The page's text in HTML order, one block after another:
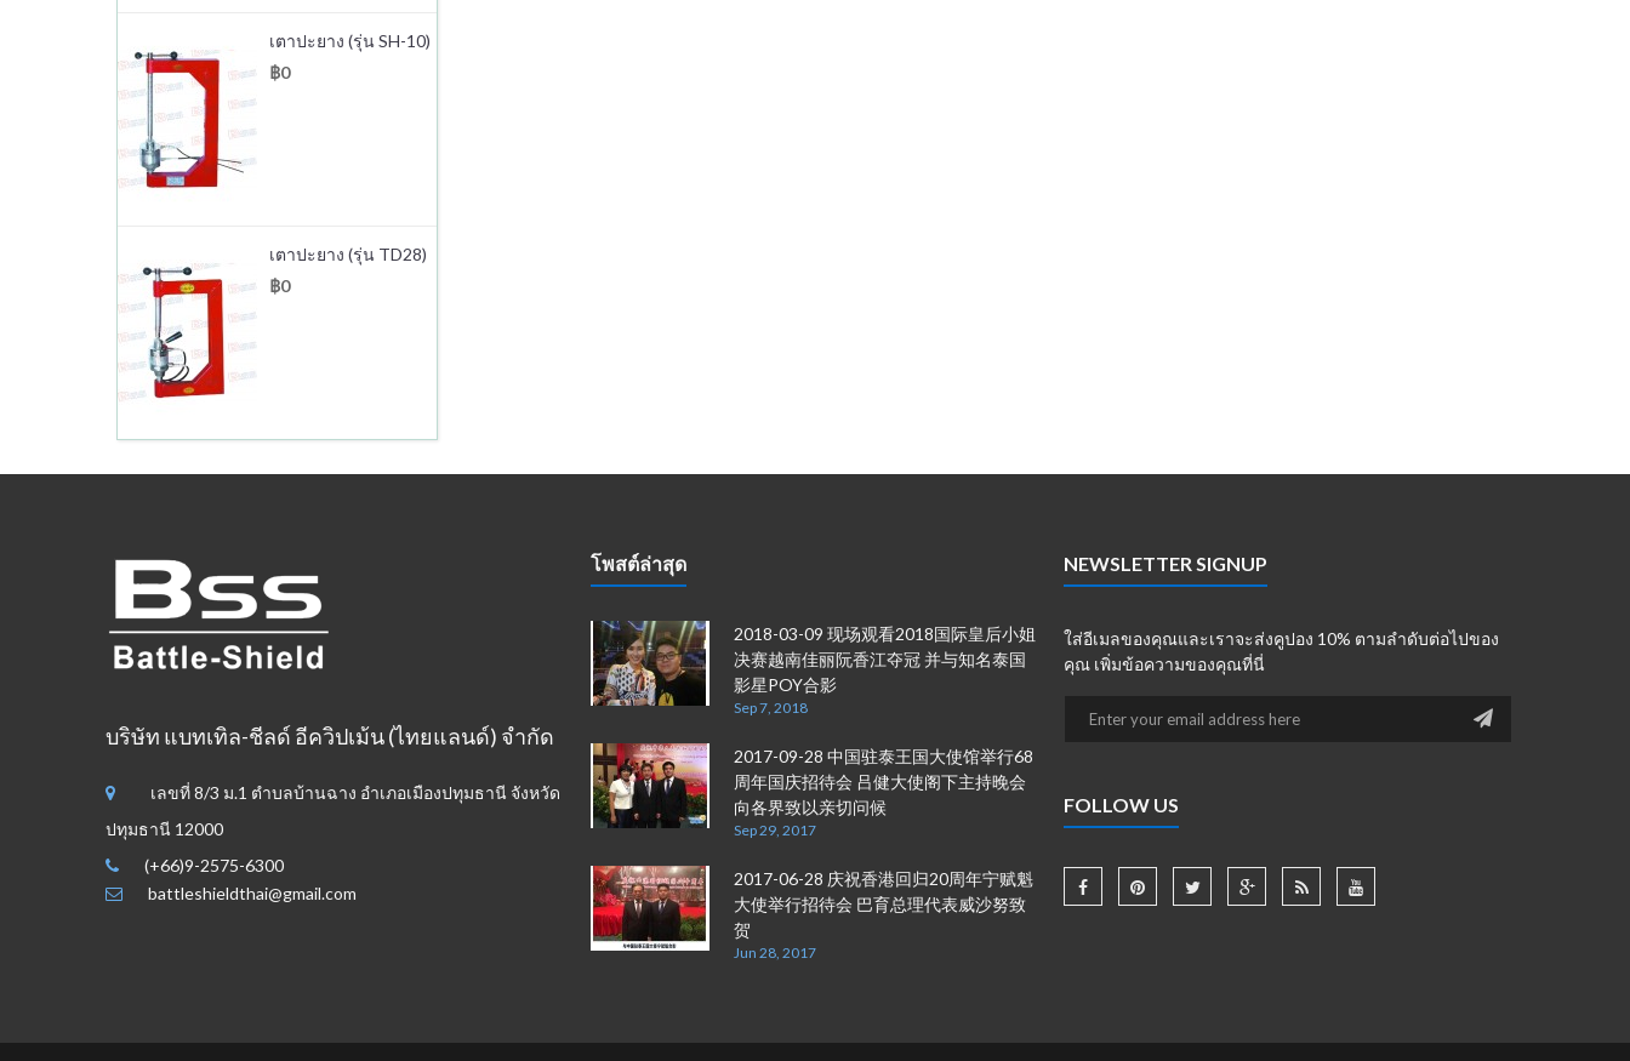
เตาปะยาง (รุ่น SH-10)
฿0
เตาปะยาง (รุ่น TD28)
฿0
บริษัท แบทเทิล-ชีลด์ อีควิปเม้น (ไทยแลนด์) จำกัด
เลขที่ 8/3 ม.1 ตำบลบ้านฉาง อำเภอเมืองปทุมธานี จังหวัด
ปทุมธานี 12000
(+66)9-2575-6300
battleshieldthai@gmail.com
โพสต์ล่าสุด
2018-03-09 现场观看2018国际皇后小姐
决赛越南佳丽阮香江夺冠 并与知名泰国
影星POY合影
Sep 7, 2018
2017-09-28 中国驻泰王国大使馆举行68
周年国庆招待会 吕健大使阁下主持晚会
向各界致以亲切问候
Sep 29, 2017
2017-06-28 庆祝香港回归20周年宁赋魁
大使举行招待会 巴育总理代表威沙努致
贺
Jun 28, 2017
NEWSLETTER SIGNUP
ใส่อีเมลของคุณและเราจะส่งคูปอง 10% ตามลำดับต่อไปของ
คุณ เพิ่มข้อความของคุณที่นี่
FOLLOW US